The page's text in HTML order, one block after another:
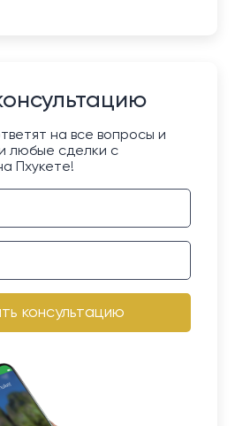
на все вопросы и
любые сделки с
Пхукете!
консультацию